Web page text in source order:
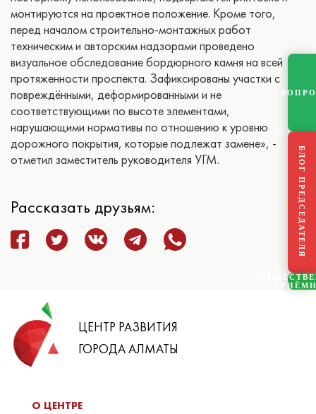
монтируются на проектное положение. Кроме того,
перед началом строительно-монтажных работ
техническим и авторским надзорами проведено
визуальное обследование бордюрного камня на всей
протяженности проспекта. Зафиксированы участки с
повреждёнными, деформированными и не
соответствующими по высоте элементами,
нарушающими нормативы по отношению к уровню
дорожного покрытия, которые подлежат замене», -
отметил заместитель руководителя УГМ.
Рассказать друзьям:
ЦЕНТР РАЗВИТИЯ
ГОРОДА АЛМАТЫ
О ЦЕНТРЕ
БЛОГ ПРЕДСЕДАТЕЛЯ